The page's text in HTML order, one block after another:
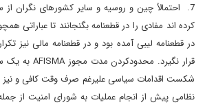
7. احتمالاً چین و روسیه و سایر کشورهای نگران از
کرده اند مفادی را در قطعنامه بگنجانند تا عباراتی
در قطعنامه لیبی آمده بود و در قطعنامه مالی نیز
قرار نگیرد. محدودکردن مدت مجوزAFISMA به یک
شکست اقدامات سیاسی علیرغم صرف وقت کافی و نیز
نظامی پیش از انجام عملیات به شورای امنیت از